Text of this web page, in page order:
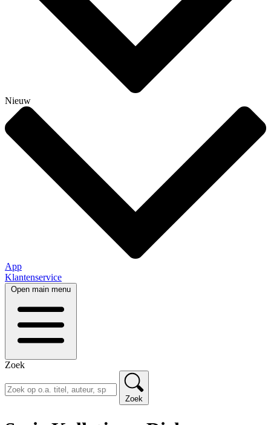
Nieuw
App
Klantenservice
Open main menu
Zoek
Zoek